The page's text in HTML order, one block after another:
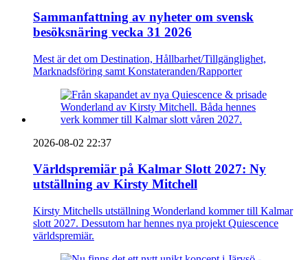
Sammanfattning av nyheter om svensk
besöksnäring vecka 31 2026
Mest är det om Destination, Hållbarhet/Tillgänglighet,
Marknadsföring samt Konstateranden/Rapporter
2026-08-02 22:37
Världspremiär på Kalmar Slott 2027: Ny
utställning av Kirsty Mitchell
Kirsty Mitchells utställning Wonderland kommer till Kalmar
slott 2027. Dessutom har hennes nya projekt Quiescence
världspremiär.